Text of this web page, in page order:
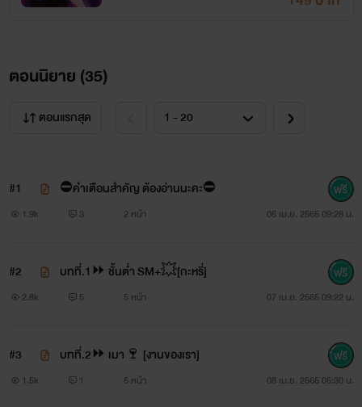
ตอนนิยาย (35)
ตอนแรกสุด
#1 ⛔️คำเตือนสำคัญ ต้องอ่านนะคะ⛔️
1.9k 3 2 หน้า 06 เม.ย. 2565 09:28 น.
#2 บทที่.1⏩ ชั้นต่ำ SM+💥[กะหรี่]
2.8k 5 5 หน้า 07 เม.ย. 2565 09:22 น.
#3 บทที่.2⏩ เมา🍷 [งานของเรา]
1.5k 1 5 หน้า 08 เม.ย. 2565 05:30 น.